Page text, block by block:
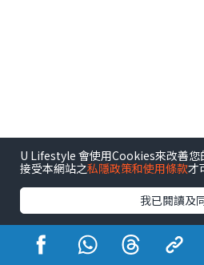
U Lifestyle 會使用Cookies來改善您
接受本網站之私隱政策和使用條款才
我已閱讀及